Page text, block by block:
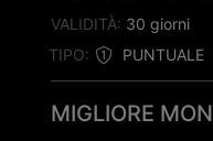
TIPO: PUNTUALE
VALIDITÀ: 30 giorni
MIGLIORE